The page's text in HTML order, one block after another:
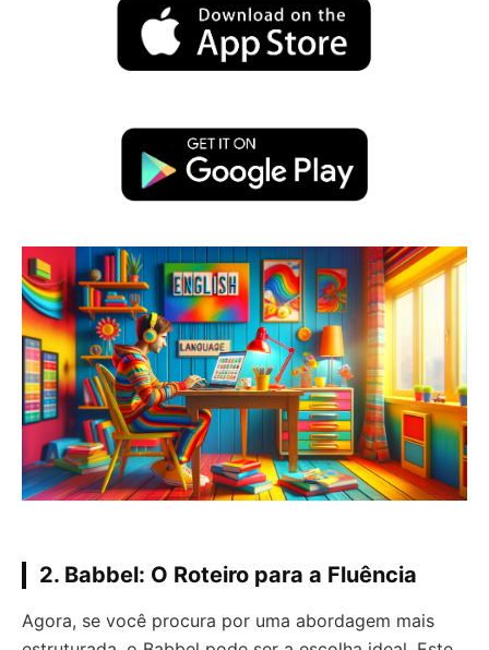
2. Babbel: O Roteiro para a Fluência
Agora, se você procura por uma abordagem mais